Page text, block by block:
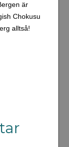
är
Chokusu
alltså!